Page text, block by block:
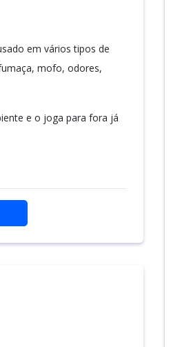
em vários tipos de
mofo, odores,
e o joga para fora já